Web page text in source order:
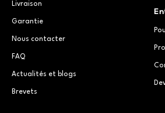
Livraison
Garantie
Nous contacter
FAQ
Actualités et blogs
Brevets